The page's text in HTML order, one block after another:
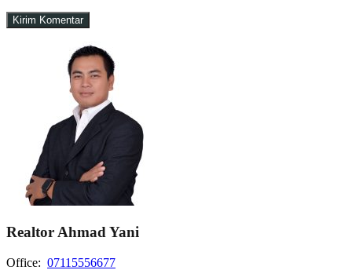
Realtor Ahmad Yani
Office: 07115556677